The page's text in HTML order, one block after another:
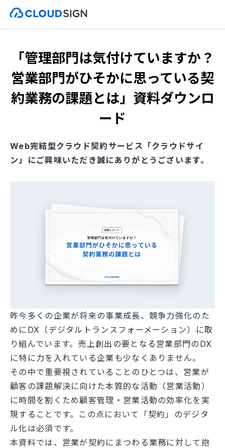
「管理部門は気付けていますか？
営業部門がひそかに思っている契
約業務の課題とは」資料ダウンロ
ード
Web完結型クラウド契約サービス「クラウドサイ
ン」にご興味いただき誠にありがとうございます。
昨今多くの企業が将来の事業成長、競争力強化のた
めにDX（デジタルトランスフォーメーション）に取
り組んでいます。売上創出の要となる営業部門のDX
に特に力を入れている企業も少なくありません。
その中で重要視されていることのひとつは、営業が
顧客の課題解決に向けた本質的な活動（営業活動）
に時間を割くため顧客管理・営業活動の効率化を実
現することです。この点において「契約」のデジタ
ル化は必須です。
本資料では、営業が契約にまつわる業務に対して抱